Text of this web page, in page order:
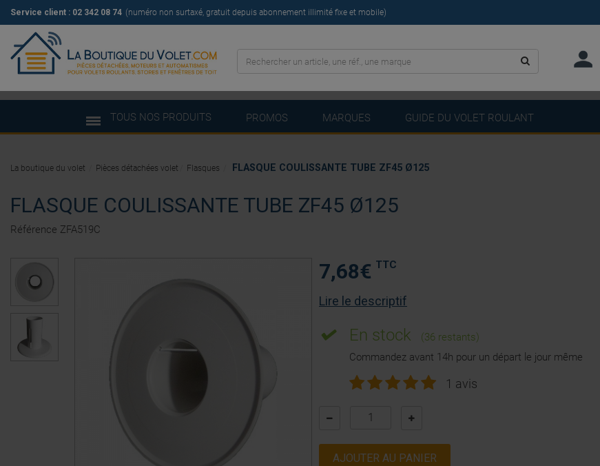
Service client : 02 342 08 74 (numéro non surtaxé, gratuit depuis abonnement illimité fixe et mobile)
TOUS NOS PRODUITS PROMOS MARQUES GUIDE DU VOLET ROULANT
FLASQUE COULISSANTE TUBE ZF45 Ø125
Référence ZFA519C
7,68€ TTC
Lire le descriptif
En stock
(36 restants)
Commandez avant 14h pour un départ le jour même
1 avis
AJOUTER AU PANIER
La boutique du volet Pièces détachées volet Flasques FLASQUE COULISSANTE TUBE ZF45 Ø125